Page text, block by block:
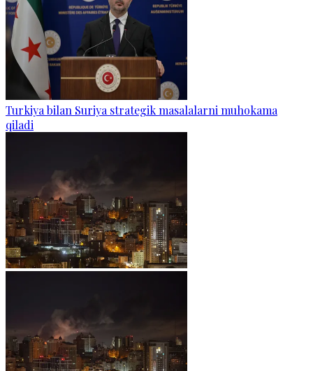
Turkiya bilan Suriya strategik masalalarni muhokama
qiladi